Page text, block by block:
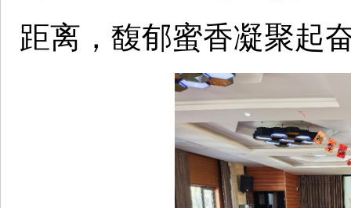
距离，馥郁蜜香凝聚起